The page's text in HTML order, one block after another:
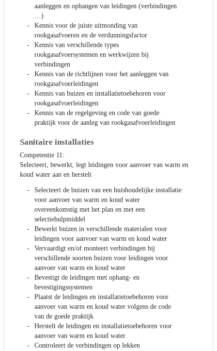
aanleggen en ophangen van leidingen (verbindingen
…)
Kennis voor de juiste uitmonding van
rookgasafvoeren en de verdunningsfactor
Kennis van verschillende types
rookgasafvoersystemen en werkwijzen bij
verbindingen
Kennis van de richtlijnen voor het aanleggen van
rookgasafvoerleidingen
Kennis van buizen en installatietoebehoren voor
rookgasafvoerleidingen
Kennis van de regelgeving en code van goede
praktijk voor de aanleg van rookgasafvoerleidingen
Sanitaire installaties
Competentie 11:
Selecteert, bewerkt, legt leidingen voor aanvoer van warm en
koud water aan en herstelt
Selecteert de buizen van een huishoudelijke installatie
voor aanvoer van warm en koud water
overeenkomstig met het plan en met een
selectiehulpmiddel
Bewerkt buizen in verschillende materialen voor
leidingen voor aanvoer van warm en koud water
Vervaardigt en/of monteert verbindingen bij
verschillende soorten buizen voor leidingen voor
aanvoer van warm en koud water
Bevestigt de leidingen met ophang- en
bevestigingssystemen
Plaatst de leidingen en installatietoebehoren voor
aanvoer van warm en koud water volgens de code
van de goede praktijk
Herstelt de leidingen en installatietoebehoren voor
aanvoer van warm en koud water
Controleert de verbindingen op lekken